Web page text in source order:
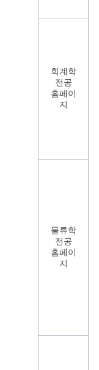
회계학
전공
홈페이
지
물류학
전공
홈페이
지